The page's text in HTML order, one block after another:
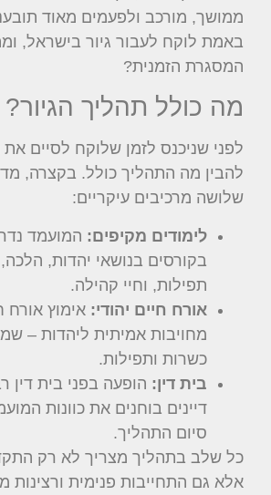
ממושך, מורכב ולפעמים מאוד
באמת לוקח לעבור גיור בישראל,
המסגרת הזמנית?
מה כולל תהליך הגיור?
לפני שניכנס לזמן שלוקח לסיים את
להבין מה התהליך כולל. בקצרה,
שלושה מרכיבים עיקריים:
לימודים מקיפים: המועמד
בקורסים בנושאי יהדות,
תפילות, וחיי קהילה.
אורח חיים יהודי: אימוץ אורח
מחויבות אמיתית ליהדות –
כשרות ותפילות.
בית דין: הופעה בפני בית דין
דיינים בוחנים את כוונות
סיום התהליך.
כל שלב בתהליך מצריך לא רק
אלא גם התחייבות פנימית ורצינות